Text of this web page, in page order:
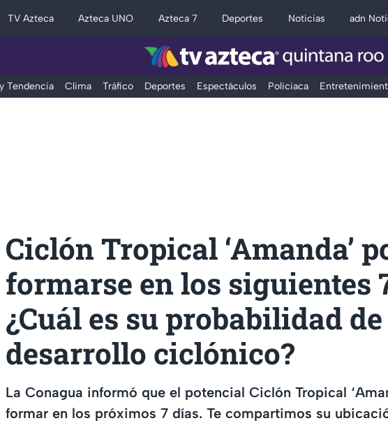
TV Azteca Azteca UNO Azteca 7 Deportes Noticias adn
Tendencia Clima Tráfico Deportes Espectáculos Policiaca
Ciclón Tropical ‘Amanda’
formarse en los siguientes
¿Cuál es su probabilidad de
desarrollo ciclónico?
La Conagua informó que el potencial Ciclón Tropical
formar en los próximos 7 días. Te compartimos su